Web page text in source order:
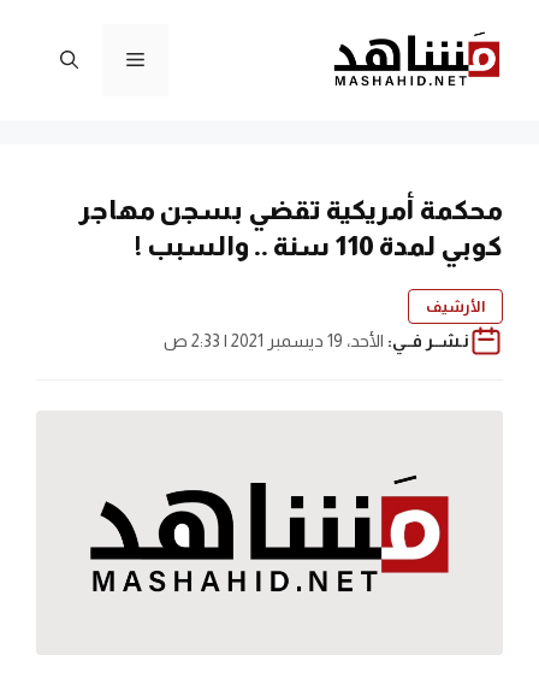
المحتوى
القائمة
محكمة أمريكية تقضي بسجن مهاجر
كوبي لمدة 110 سنة .. والسبب !
الأرشيف
نـشــر فــي: الأحد، 19 ديسمبر 2021 | 2:33 ص